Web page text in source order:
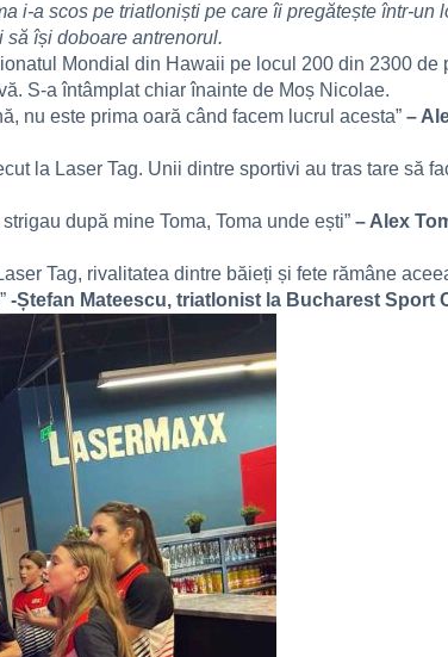
a scos pe triatloniști pe care îi pregătește într-un
își doboare antrenorul.
Mondial din Hawaii pe locul 200 din 2300 de
S-a întâmplat chiar înainte de Moș Nicolae.
nu este prima oară când facem lucrul acesta” –
la Laser Tag. Unii dintre sportivi au tras tare să
după mine Toma, Toma unde ești” – Alex
Tag, rivalitatea dintre băieți și fete rămâne
-Ștefan Mateescu, triatlonist la Bucharest Sport